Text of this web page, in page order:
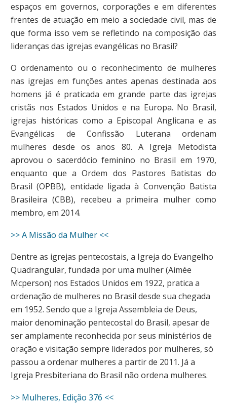
espaços em governos, corporações e em diferentes
frentes de atuação em meio a sociedade civil, mas de
que forma isso vem se refletindo na composição das
lideranças das igrejas evangélicas no Brasil?
O ordenamento ou o reconhecimento de mulheres
nas igrejas em funções antes apenas destinada aos
homens já é praticada em grande parte das igrejas
cristãs nos Estados Unidos e na Europa. No Brasil,
igrejas históricas como a Episcopal Anglicana e as
Evangélicas de Confissão Luterana ordenam
mulheres desde os anos 80. A Igreja Metodista
aprovou o sacerdócio feminino no Brasil em 1970,
enquanto que a Ordem dos Pastores Batistas do
Brasil (OPBB), entidade ligada à Convenção Batista
Brasileira (CBB), recebeu a primeira mulher como
membro, em 2014.
>> A Missão da Mulher <<
Dentre as igrejas pentecostais, a Igreja do Evangelho
Quadrangular, fundada por uma mulher (Aimée
Mcperson) nos Estados Unidos em 1922, pratica a
ordenação de mulheres no Brasil desde sua chegada
em 1952. Sendo que a Igreja Assembleia de Deus,
maior denominação pentecostal do Brasil, apesar de
ser amplamente reconhecida por seus ministérios de
oração e visitação sempre liderados por mulheres, só
passou a ordenar mulheres a partir de 2011. Já a
Igreja Presbiteriana do Brasil não ordena mulheres.
>> Mulheres, Edição 376 <<